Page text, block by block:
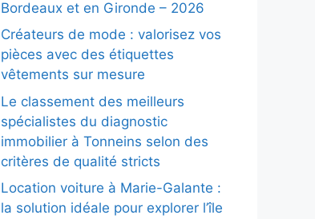
Bordeaux et en Gironde – 2026
Créateurs de mode : valorisez vos
pièces avec des étiquettes
vêtements sur mesure
Le classement des meilleurs
spécialistes du diagnostic
immobilier à Tonneins selon des
critères de qualité stricts
Location voiture à Marie-Galante :
la solution idéale pour explorer l’île